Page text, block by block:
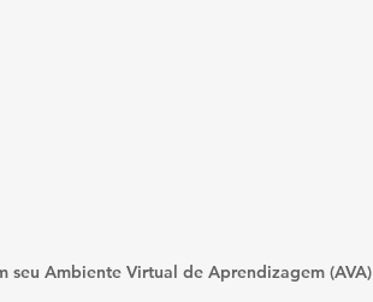
Ambiente Virtual de Aprendizagem (AVA)